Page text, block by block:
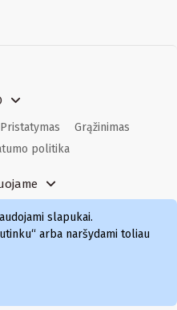
Pristatymas
Grąžinimas
politika
Kvepalai vyrams
Kvepalai
slapukai.
arba naršydami toliau